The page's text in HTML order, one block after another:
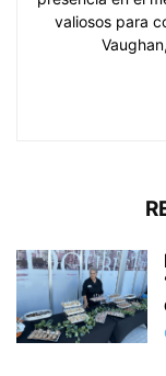
valiosos para